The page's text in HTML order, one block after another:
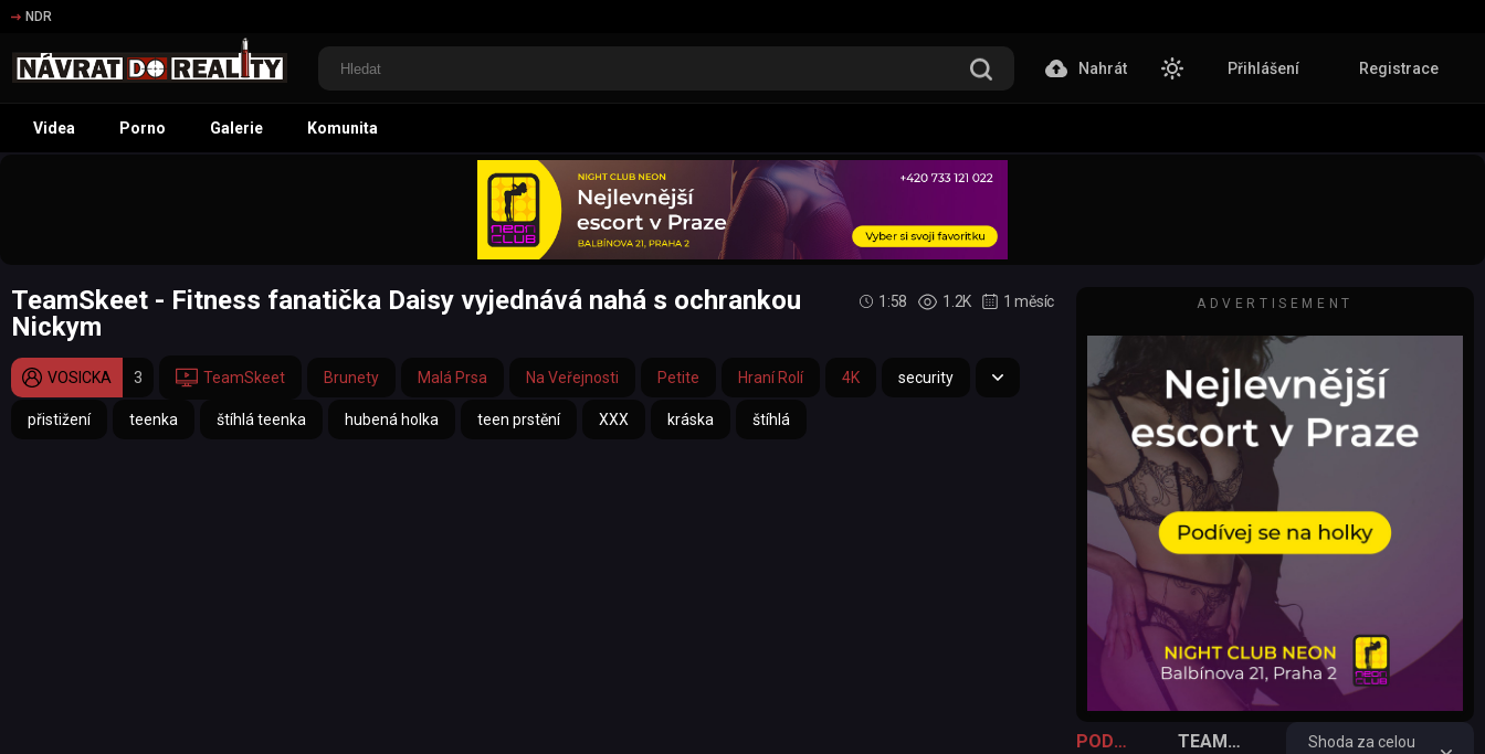
NDR
Nahrát Přihlášení Registrace
Videa Porno Galerie Komunita
TeamSkeet - Fitness fanatička Daisy vyjednává nahá s ochrankou
Nickym
1:58 1.2K 1 měsíc
VOSICKA 3 TeamSkeet Brunety Malá Prsa Na Veřejnosti Petite Hraní Rolí 4K security
přistižení teenka štíhlá teenka hubená holka teen prstění XXX kráska štíhlá
ADVERTISEMENT
PODOBNÁ VIDEA TEAMSKEET VIDEA
Shoda za celou